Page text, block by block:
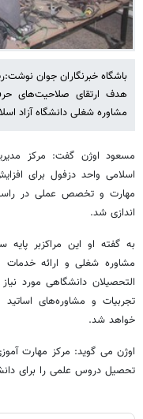
باشگاه خبرنگاران جوان
هدف ارتقای صلاحیت‌های
مشاوره شغلی دانشگاه آزاد
مسعود اوژن گفت: مرکز
اسلامی واحد دزفول برای
مهارت و تخصص عملی در
اندازی شد.
به گفته او این مراکزبر پایه
مشاوره شغلی و ارائه خدمات
التحصیلان دانشگاهی مورد
تجربیات و مشاوره‌های
خواهد شد.
اوژن می گوید: مرکز مهارت
تحصیل دروس علمی را برای